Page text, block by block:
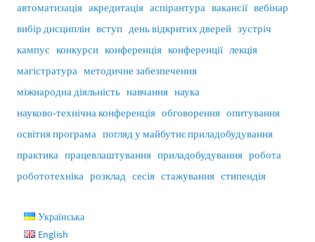
автоматизація акредитація аспірантура вакансії вебінар
вибір дисциплін вступ день відкритих дверей зустріч
кампус конкурси конференція конференції лекція
магістратура методичне забезпечення
міжнародна діяльність навчання наука
науково-технічна конференція обговорення опитування
освітня програма погляд у майбутнє приладобудування
практика працевлаштування приладобудування робота
робототехніка розклад сесія стажування стипендія
Українська
English